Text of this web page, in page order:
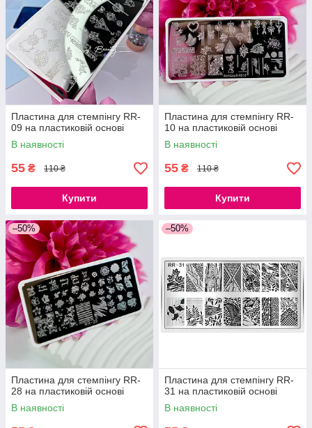
Пластина для стемпінгу RR-
09 на пластиковій основі
В наявності
55 ₴ 110 ₴
Купити
Пластина для стемпінгу RR-
10 на пластиковій основі
В наявності
55 ₴ 110 ₴
Купити
–50%
Пластина для стемпінгу RR-
28 на пластиковій основі
В наявності
–50%
Пластина для стемпінгу RR-
31 на пластиковій основі
В наявності